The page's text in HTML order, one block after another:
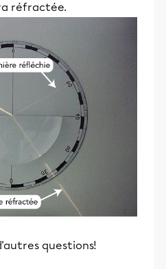
réfractée.
questions!